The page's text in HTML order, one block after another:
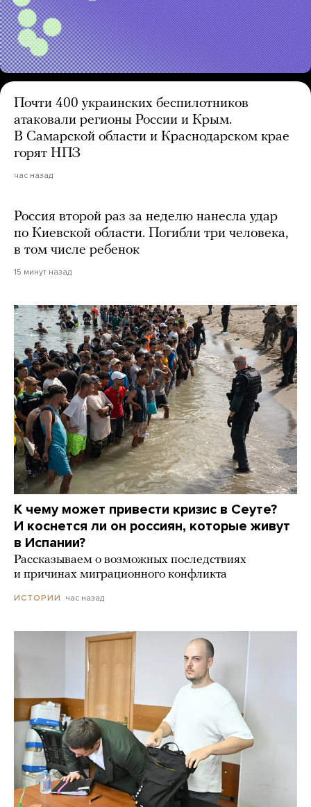
Почти 400 украинских беспилотников
атаковали регионы России и Крым.
В Самарской области и Краснодарском крае
горят НПЗ
час назад
Россия второй раз за неделю нанесла удар
по Киевской области. Погибли три человека,
в том числе ребенок
15 минут назад
К чему может привести кризис в Сеуте?
И коснется ли он россиян, которые живут
в Испании?
Рассказываем о возможных последствиях
и причинах миграционного конфликта
ИСТОРИИ час назад